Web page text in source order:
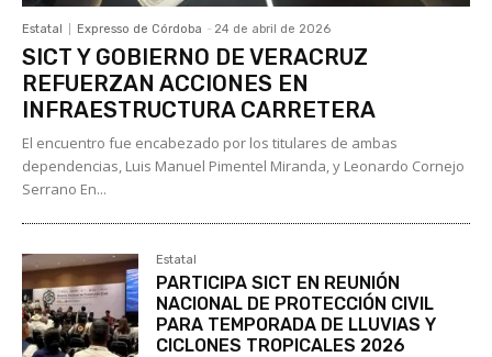
Estatal Expresso de Córdoba - 24 de abril de 2026
SICT Y GOBIERNO DE VERACRUZ
REFUERZAN ACCIONES EN
INFRAESTRUCTURA CARRETERA
El encuentro fue encabezado por los titulares de ambas
dependencias, Luis Manuel Pimentel Miranda, y Leonardo Cornejo
Serrano En...
Estatal
PARTICIPA SICT EN REUNIÓN
NACIONAL DE PROTECCIÓN CIVIL
PARA TEMPORADA DE LLUVIAS Y
CICLONES TROPICALES 2026